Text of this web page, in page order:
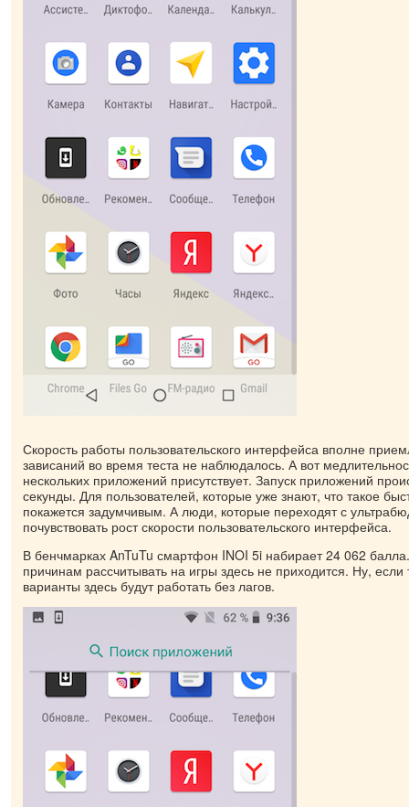
Скорость работы пользовательского интерфейса вполне
зависаний во время теста не наблюдалось. А вот
нескольких приложений присутствует. Запуск приложений
секунды. Для пользователей, которые уже знают, что такое
покажется задумчивым. А люди, которые переходят с
почувствовать рост скорости пользовательского интерфейса.
В бенчмарках AnTuTu смартфон INOI 5i набирает 24 062
причинам рассчитывать на игры здесь не приходится. Ну,
варианты здесь будут работать без лагов.